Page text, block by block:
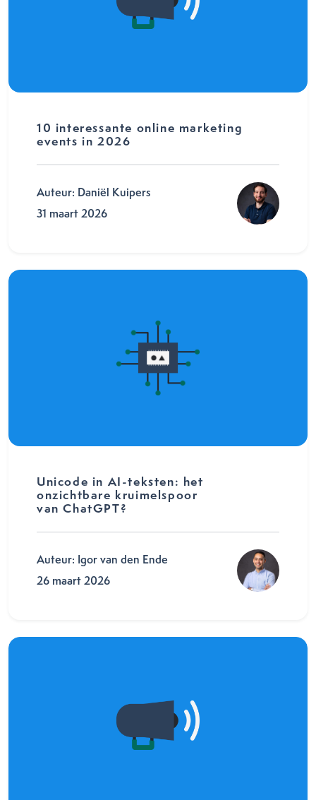
10 interessante online marketing
events in 2026
Auteur: Daniël Kuipers
31 maart 2026
Unicode in AI-teksten: het
onzichtbare kruimelspoor
van ChatGPT?
Auteur: Igor van den Ende
26 maart 2026